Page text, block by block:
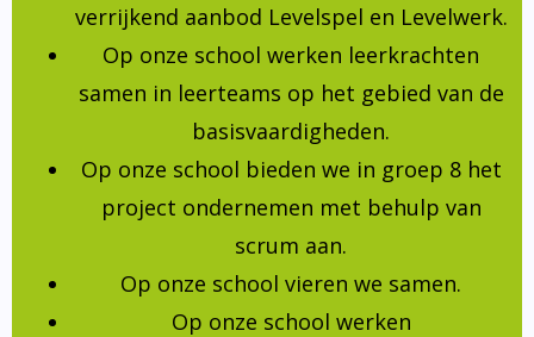
verrijkend aanbod Levelspel en Levelwerk.
Op onze school werken leerkrachten
samen in leerteams op het gebied van de
basisvaardigheden.
Op onze school bieden we in groep 8 het
project ondernemen met behulp van
scrum aan.
Op onze school vieren we samen.
Op onze school werken